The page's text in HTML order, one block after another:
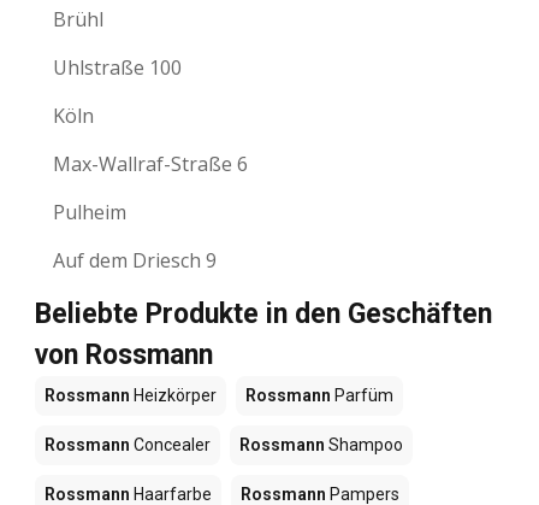
Brühl
Uhlstraße 100
Köln
Max-Wallraf-Straße 6
Pulheim
Auf dem Driesch 9
Beliebte Produkte in den Geschäften
von Rossmann
Rossmann Heizkörper Rossmann Parfüm
Rossmann Concealer Rossmann Shampoo
Rossmann Haarfarbe Rossmann Pampers